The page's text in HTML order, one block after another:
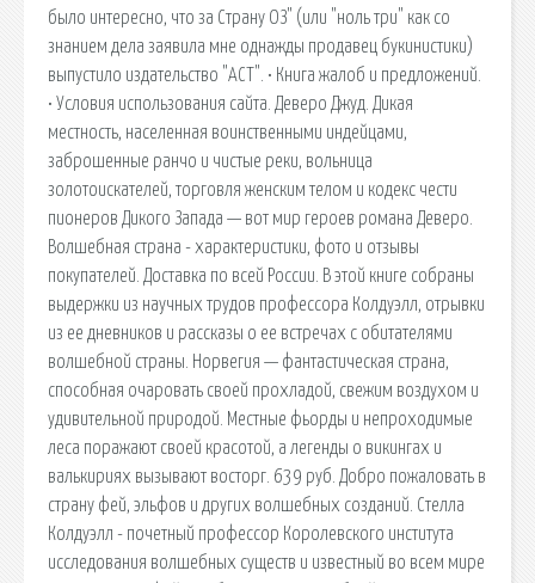
было интересно, что за Страну ОЗ" (или "ноль три" как со
знанием дела заявила мне однажды продавец букинистики)
выпустило издательство "АСТ". • Книга жалоб и предложений.
• Условия использования сайта. Деверо Джуд. Дикая
местность, населенная воинственными индейцами,
заброшенные ранчо и чистые реки, вольница
золотоискателей, торговля женским телом и кодекс чести
пионеров Дикого Запада — вот мир героев романа Деверо.
Волшебная страна - характеристики, фото и отзывы
покупателей. Доставка по всей России. В этой книге собраны
выдержки из научных трудов профессора Колдуэлл, отрывки
из ее дневников и рассказы о ее встречах с обитателями
волшебной страны. Норвегия — фантастическая страна,
способная очаровать своей прохладой, свежим воздухом и
удивительной природой. Местные фьорды и непроходимые
леса поражают своей красотой, а легенды о викингах и
валькириях вызывают восторг. 639 руб. Добро пожаловать в
страну фей, эльфов и других волшебных созданий. Стелла
Колдуэлл - почетный профессор Королевского института
исследования волшебных существ и известный во всем мире